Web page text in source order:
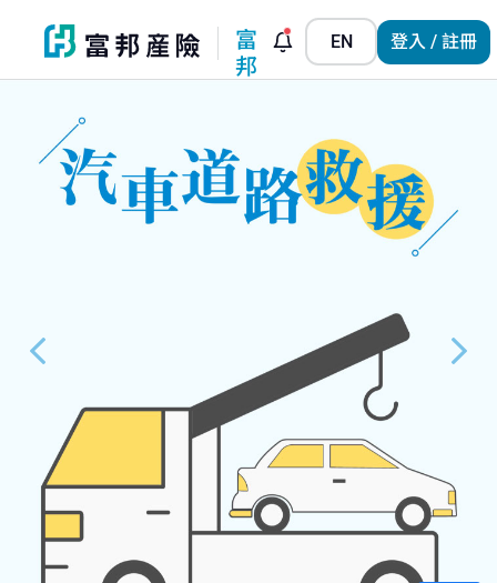
富
邦
EN 登入 / 註冊
Previous